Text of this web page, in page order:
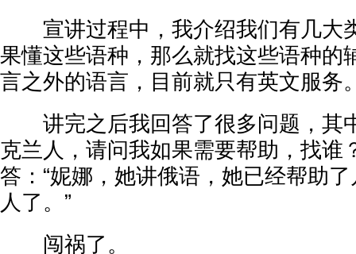
宣讲过程中，我介绍我们有几大
果懂这些语种，那么就找这些语种的
言之外的语言，目前就只有英文服务
讲完之后我回答了很多问题，其
克兰人，请问我如果需要帮助，找谁
答：“妮娜，她讲俄语，她已经帮助
人了。”
闯祸了。